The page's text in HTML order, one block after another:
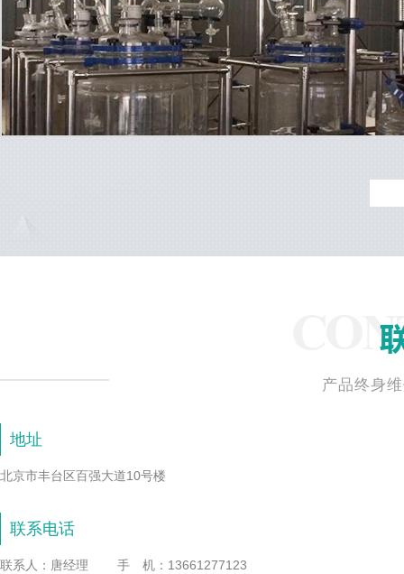
产品终身
地址
北京市丰台区百强大道10号楼
联系电话
联系人：唐经理
手 机：13661277123